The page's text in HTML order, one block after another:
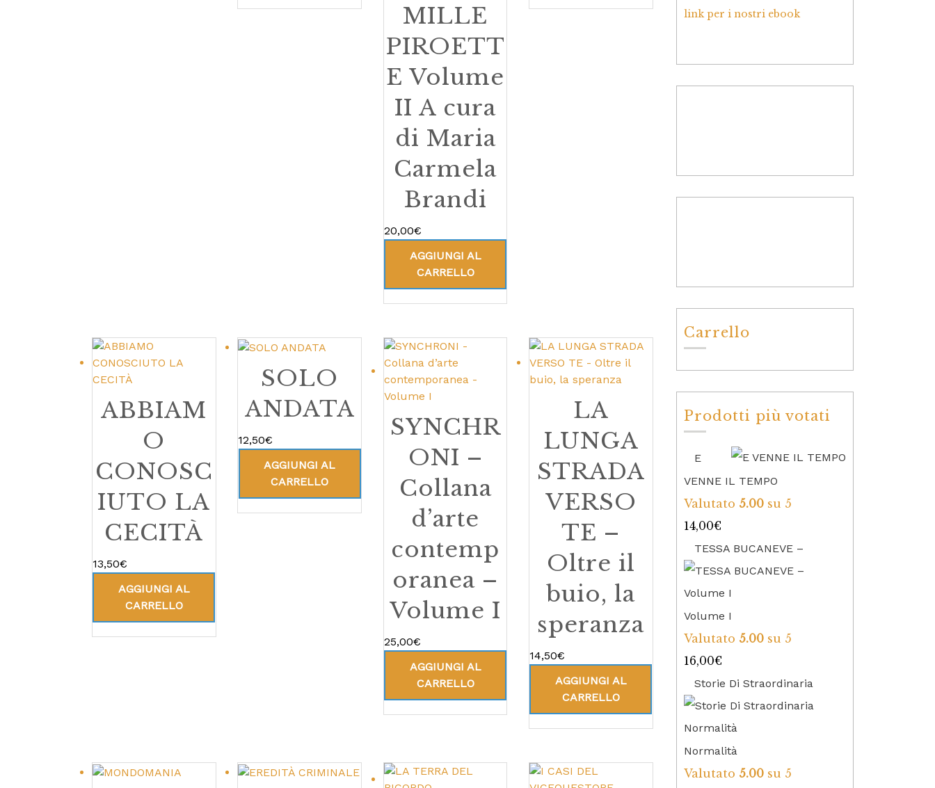
MILLE
PIROETT
E Volume
II A cura
di Maria
Carmela
Brandi
20,00€
AGGIUNGI AL
CARRELLO
ABBIAM
O
CONOSC
IUTO LA
CECITÀ
13,50€
AGGIUNGI AL
CARRELLO
SOLO
ANDATA
12,50€
AGGIUNGI AL
CARRELLO
SYNCHR
ONI –
Collana
d’arte
contemp
oranea –
Volume I
25,00€
AGGIUNGI AL
CARRELLO
LA
LUNGA
STRADA
VERSO
TE –
Oltre il
buio, la
speranza
14,50€
AGGIUNGI AL
CARRELLO
link per i nostri ebook
Carrello
Prodotti più votati
E
VENNE IL TEMPO
Valutato 5.00 su 5
14,00€
TESSA BUCANEVE –
Volume I
Valutato 5.00 su 5
16,00€
Storie Di Straordinaria
Normalità
Valutato 5.00 su 5